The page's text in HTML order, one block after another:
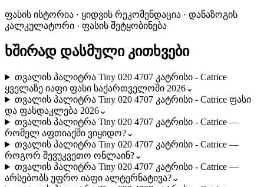
ფასის ისტორია · ყიდვის რეკომენდაცია · დანაზოგის
კალკულატორი · ფასის შეტყობინება
ხშირად დასმული კითხვები
თვალის პალიტრა Tiny 020 4707 კატრისი - Catrice
ყველაზე იაფი ფასი საქართველოში 2026⌄
თვალის პალიტრა Tiny 020 4707 კატრისი - Catrice ფასი
და ფასდაკლება 2026⌄
თვალის პალიტრა Tiny 020 4707 კატრისი - Catrice —
რომელ აფთიაქში ვიყიდო?⌄
თვალის პალიტრა Tiny 020 4707 კატრისი - Catrice —
როგორ შევუკვეთო ონლაინ?⌄
თვალის პალიტრა Tiny 020 4707 კატრისი - Catrice —
არსებობს უფრო იაფი ალტერნატივა?⌄